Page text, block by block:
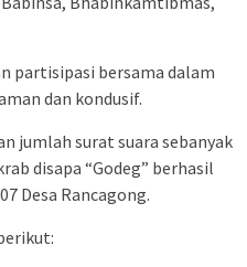
partisipasi bersama dalam
dan kondusif.
jumlah surat suara sebanyak
disapa “Godeg” berhasil
Desa Rancagong.